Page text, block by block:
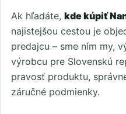
Ak hľadáte, kde kúpiť
najistejšou cestou je
predajcu – sme ním my,
výrobcu pre Slovenskú
pravosť produktu,
záručné podmienky.